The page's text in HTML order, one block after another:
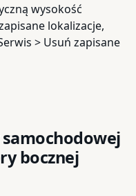
wysokość
lokalizacje,
> Usuń zapisane
bocznej